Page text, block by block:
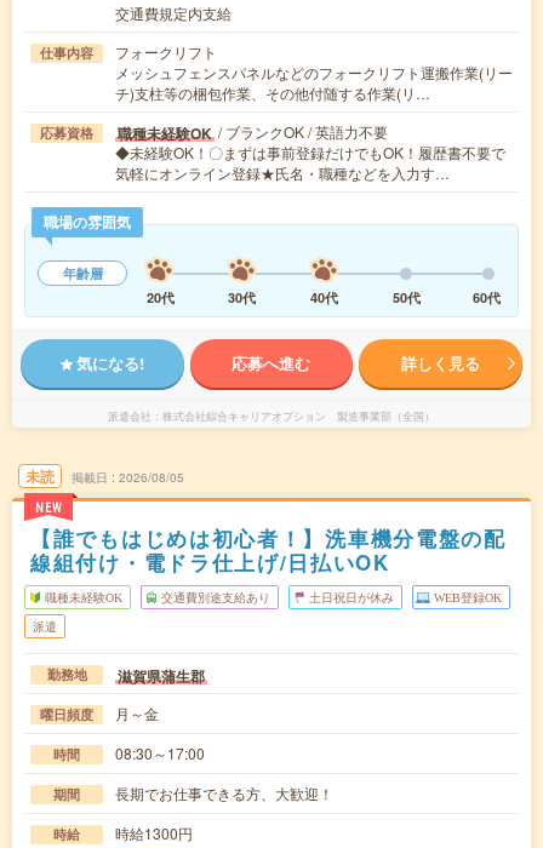
交通費規定内支給
仕事内容
フォークリフト
メッシュフェンスパネルなどのフォークリフト運搬作業(リー
チ)支柱等の梱包作業、その他付随する作業(リ…
応募資格 職種未経験OK / ブランクOK / 英語力不要
◆未経験OK！〇まずは事前登録だけでもOK！履歴書不要で
気軽にオンライン登録★氏名・職種などを入力す…
職場の雰囲気
年齢層
20代
30代 40代 50代 60代
気になる! 応募へ進む 詳しく見る
派遣会社 株式会社綜合キャリアオプション 製造事業部（全国）
未読
NEW
掲載日 2026/08/05
【誰でもはじめは初心者！】洗車機分電盤の配
線組付け・電ドラ仕上げ/日払いOK
職種未経験OK 交通費別途支給あり 土日祝日が休み WEB登録OK
派遣
勤務地 滋賀県蒲生郡
曜日頻度 月～金
時間 08:30～17:00
期間 長期でお仕事できる方、大歓迎！
時給 時給1300円